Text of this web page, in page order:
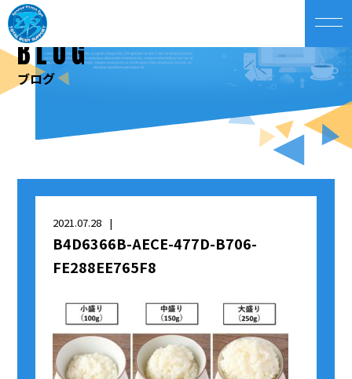
BLOG
ブログ
2021.07.28
B4D6366B-AECE-477D-B706-
FE288EE765F8